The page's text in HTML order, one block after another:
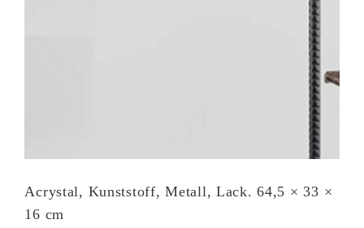
Acrystal, Kunststoff, Metall, Lack. 64,5 × 33 ×
16 cm